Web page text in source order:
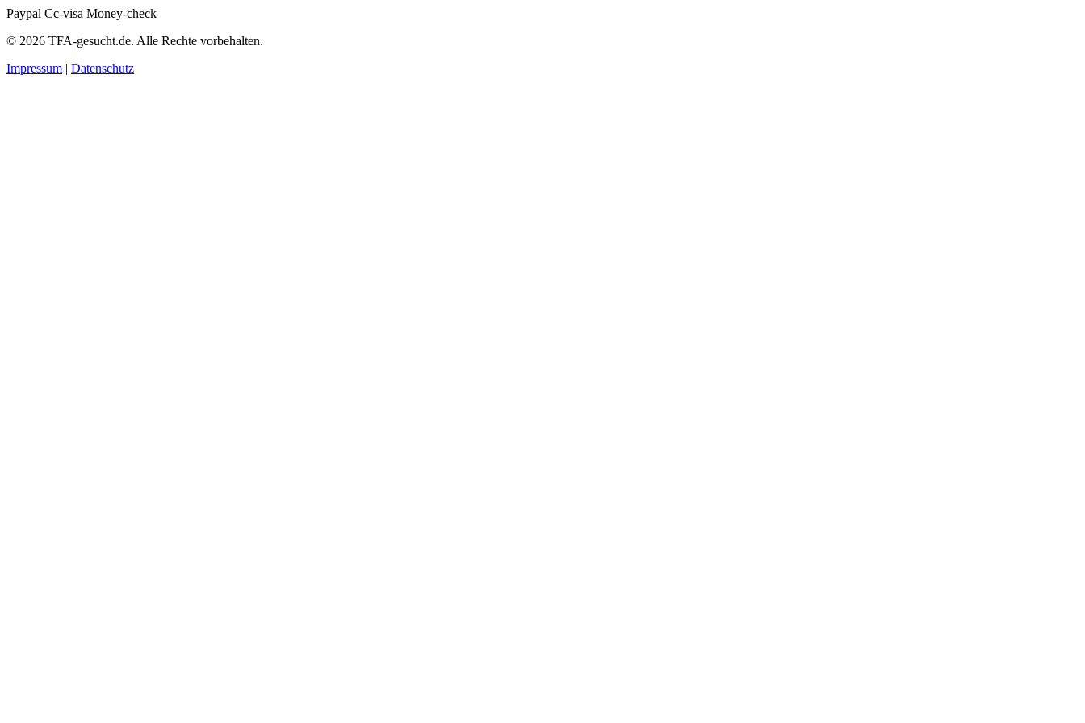
Paypal Cc-visa Money-check
© 2026 TFA-gesucht.de. Alle Rechte vorbehalten.
Impressum | Datenschutz